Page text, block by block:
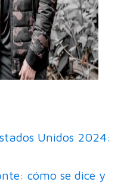
Unidos 2024:
cómo se dice y